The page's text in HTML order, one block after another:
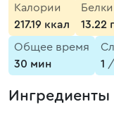
Калории
217.19 ккал
Белки
13.22 г
Общее время
30 мин
1
Ингредиенты